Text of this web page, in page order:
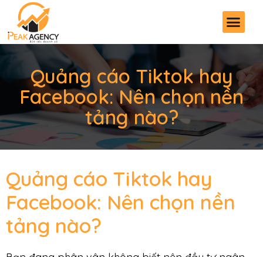
Quảng cáo Tiktok hay
Facebook: Nên chọn nền
tảng nào?
Quảng cáo Tiktok hay
Facebook: Nên chọn nền
tảng nào?